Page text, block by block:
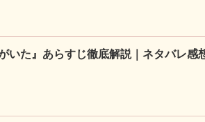
いた』あらすじ徹底解説｜ネタバレ感